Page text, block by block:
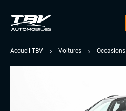
Accueil TBV Voitures Occasions